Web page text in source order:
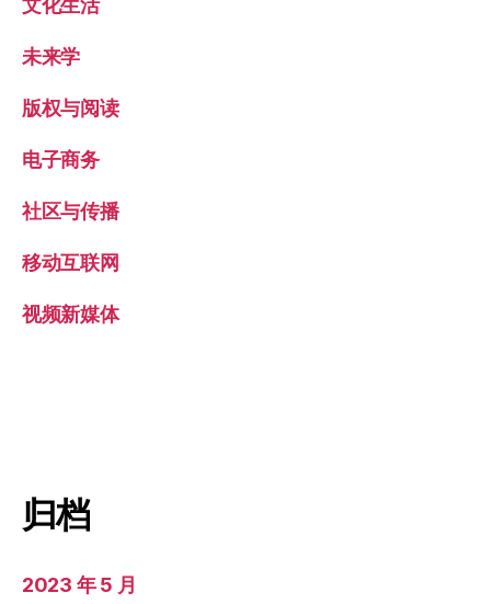
未来学
版权与阅读
电子商务
社区与传播
移动互联网
视频新媒体
归档
2023 年 5 月